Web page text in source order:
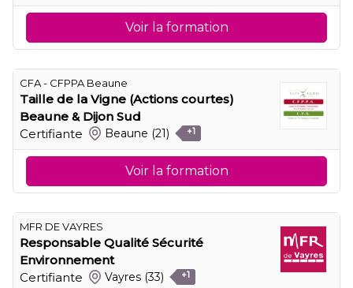
Voir la formation
CFA - CFPPA Beaune
Taille de la Vigne (Actions courtes)
Beaune & Dijon Sud
Certifiante
Beaune (21) +1
Voir la formation
MFR DE VAYRES
Responsable Qualité Sécurité
Environnement
Certifiante
Vayres (33) +1